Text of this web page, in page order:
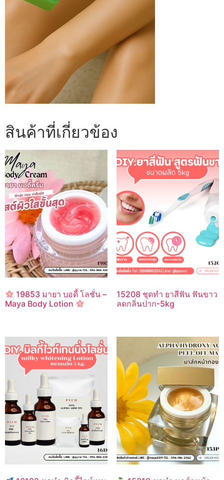
สินค้าที่เกี่ยวข้อง
19853 มายา บอดี้ โลชั่น –
Maya Body Lotion
15208 ชุดทำ ยาสีฟัน ฟันขาว
ลดกลิ่นปาก-5kg